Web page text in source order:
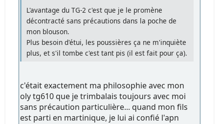
L'avantage du TG-2 c'est que je le promène
décontracté sans précautions dans la poche de
mon blouson.
Plus besoin d'étui, les poussières ça ne m'inquiète
plus, et s'il tombe c'est tant pis (il est fait pour ça).
c'était exactement ma philosophie avec mon
oly tg610 que je trimbalais toujours avec moi
sans précaution particulière... quand mon fils
est parti en martinique, je lui ai confié l'apn